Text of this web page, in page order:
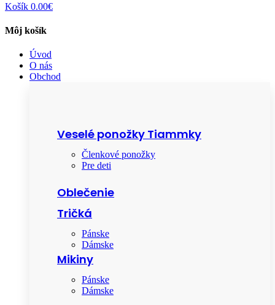
Košík 0.00€
Môj košík
Úvod
O nás
Obchod
Veselé ponožky Tiammky
Členkové ponožky
Pre deti
Oblečenie
Tričká
Pánske
Dámske
Mikiny
Pánske
Dámske